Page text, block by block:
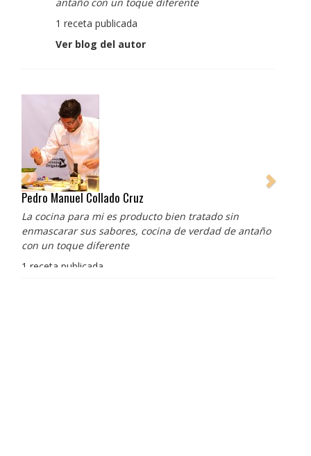
1 receta publicada
Ver blog del autor
Pedro Manuel Collado Cruz
La cocina para mi es producto bien tratado sin
enmascarar sus sabores, cocina de verdad de antaño
con un toque diferente
1 receta publicada